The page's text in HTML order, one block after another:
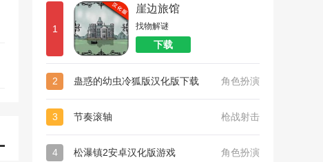
1
崖边旅馆
找物解谜
下载
2 蛊惑的幼虫冷狐版汉化版下载 角色扮演
3 节奏滚轴 枪战射击
4 松瀑镇2安卓汉化版游戏 角色扮演